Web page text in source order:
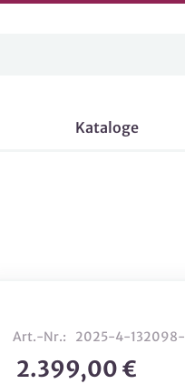
Kataloge
Art.-Nr.: 2025-4-132098-
2.399,00 €